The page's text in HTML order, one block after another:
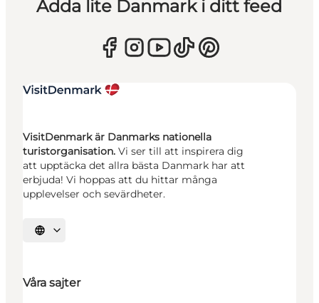
Adda lite Danmark i ditt feed
VisitDenmark är Danmarks nationella
turistorganisation. Vi ser till att inspirera dig
att upptäcka det allra bästa Danmark har att
erbjuda! Vi hoppas att du hittar många
upplevelser och sevärdheter.
Välj språk
Våra sajter